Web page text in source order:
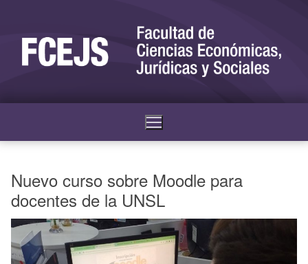
Nuevo curso sobre Moodle para
docentes de la UNSL